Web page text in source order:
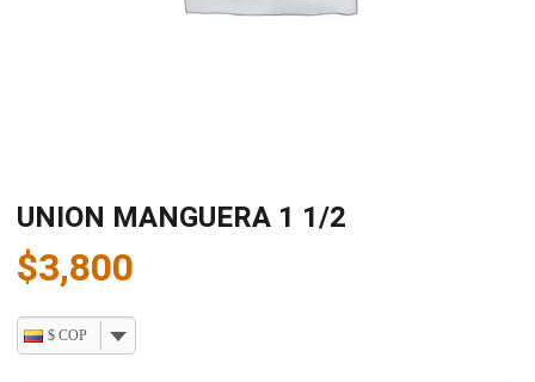
UNION MANGUERA 1 1/2
$3,800
$ COP